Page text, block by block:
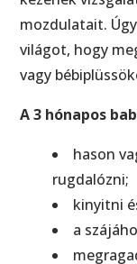
mozdulatait.
világot, hogy
vagy
A 3 hónapos
hason
rugdalózni;
kinyitni
a